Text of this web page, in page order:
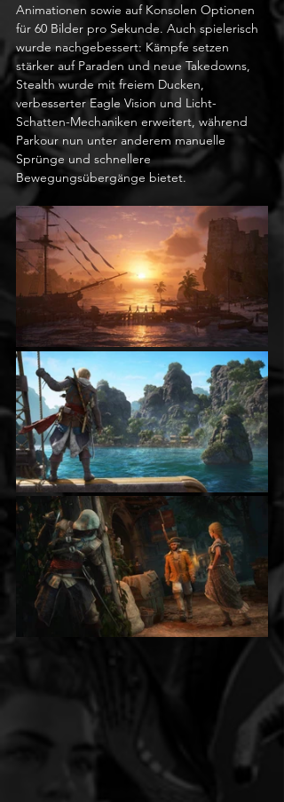
Animationen sowie auf Konsolen Optionen
für 60 Bilder pro Sekunde. Auch spielerisch
wurde nachgebessert: Kämpfe setzen
stärker auf Paraden und neue Takedowns,
Stealth wurde mit freiem Ducken,
verbesserter Eagle Vision und Licht-
Schatten-Mechaniken erweitert, während
Parkour nun unter anderem manuelle
Sprünge und schnellere
Bewegungsübergänge bietet.